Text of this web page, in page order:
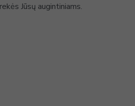
Jūsų augintiniams.